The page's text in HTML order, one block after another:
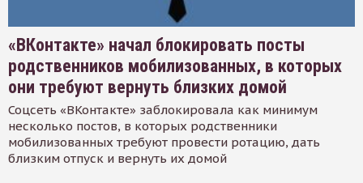
«ВКонтакте» начал блокировать посты
родственников мобилизованных, в которых
они требуют вернуть близких домой
Соцсеть «ВКонтакте» заблокировала как минимум
несколько постов, в которых родственники
мобилизованных требуют провести ротацию, дать
близким отпуск и вернуть их домой